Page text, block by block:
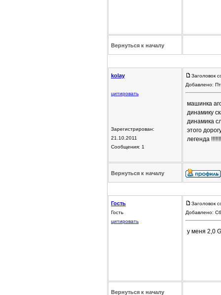
Вернуться к началу
kolay
цитировать
Зарегистрирован:
21.10.2011
Сообщения: 1
Заголовок
Добавлено:
машинка
динамику
динамика
этого
легенда !!!!!!!
Вернуться к началу
Гость
Гость
цитировать
Заголовок
Добавлено:
у меня 2,0
Вернуться к началу